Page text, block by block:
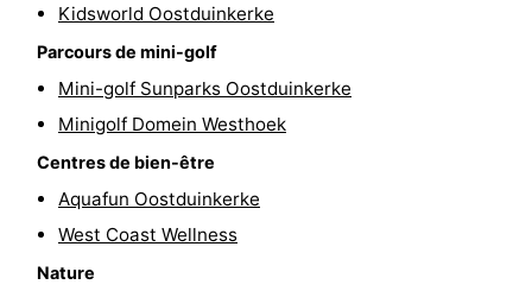
Piscines
Faire
vélo
Équitation
Kidsworld Oostduinkerke
Parcours de mini-golf
Mini-golf Sunparks Oostduinkerke
Minigolf Domein Westhoek
Centres de bien-être
Aquafun Oostduinkerke
West Coast Wellness
Nature